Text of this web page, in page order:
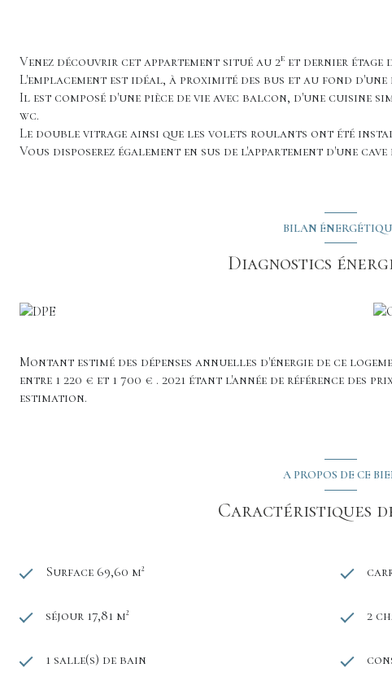
Venez découvrir cet appartement situé au 2e et dernier étage
L'emplacement est idéal, à proximité des bus et au fond d'une
Il est composé d'une pièce de vie avec balcon, d'une cuisine
wc.
Le double vitrage ainsi que les volets roulants ont été
Vous disposerez également en sus de l'appartement d'une
BILAN
Diagnostics
Montant estimé des dépenses annuelles d'énergie de ce
entre 1 220 € et 1 700 € . 2021 étant l'année de référence
estimation.
A PROPOS DE CE
Caractéristiques
Surface 69,60 m²
séjour 17,81 m² 2
1 salle(s) de bain